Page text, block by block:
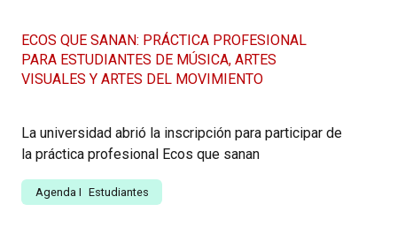
ECOS QUE SANAN: PRÁCTICA PROFESIONAL
PARA ESTUDIANTES DE MÚSICA, ARTES
VISUALES Y ARTES DEL MOVIMIENTO
La universidad abrió la inscripción para participar de
la práctica profesional Ecos que sanan
Agenda I Estudiantes